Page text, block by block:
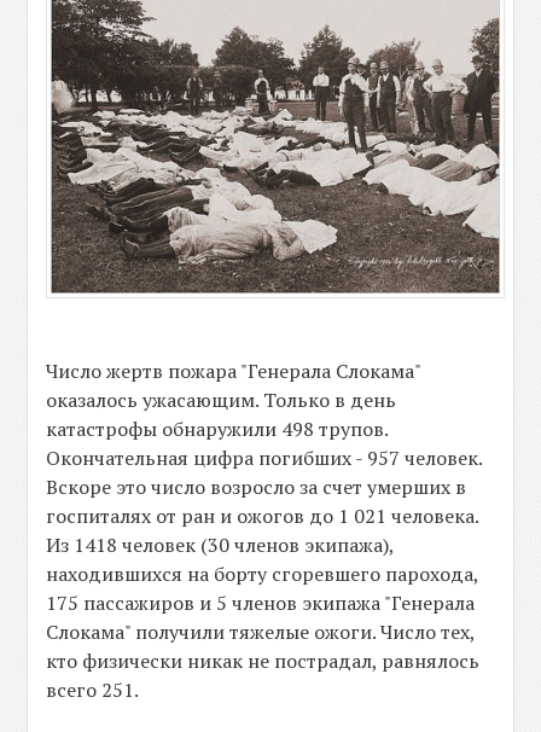
Число жертв пожара "Генерала Слокама"
оказалось ужасающим. Только в день
катастрофы обнаружили 498 трупов.
Окончательная цифра погибших - 957 человек.
Вскоре это число возросло за счет умерших в
госпиталях от ран и ожогов до 1 021 человека.
Из 1418 человек (30 членов экипажа),
находившихся на борту сгоревшего парохода,
175 пассажиров и 5 членов экипажа "Генерала
Слокама" получили тяжелые ожоги. Число тех,
кто физически никак не пострадал, равнялось
всего 251.